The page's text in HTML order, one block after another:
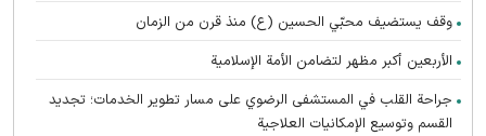
وقف يستضيف محبّي الحسين (ع) منذ قرن من الزمان
الأربعين أكبر مظهر لتضامن الأمة الإسلامية
جراحة القلب في المستشفى الرضوي على مسار تطوير الخدمات؛ تجديد
القسم وتوسيع الإمكانيات العلاجية